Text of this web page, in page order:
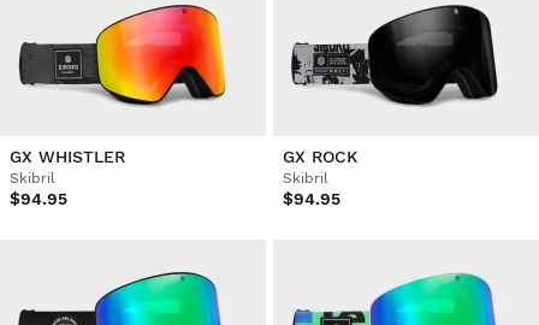
GX WHISTLER
Skibril
$94.95
GX ROCK
Skibril
$94.95